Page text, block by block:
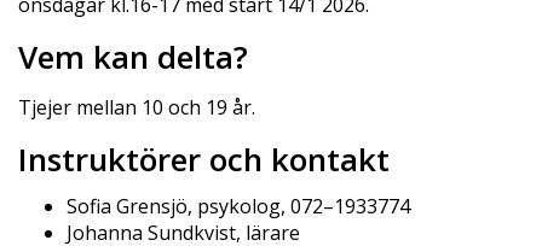
Vem kan delta?
Tjejer mellan 10 och 19 år.
Instruktörer och kontakt
Sofia Grensjö, psykolog, 072–1933774
Johanna Sundkvist, lärare